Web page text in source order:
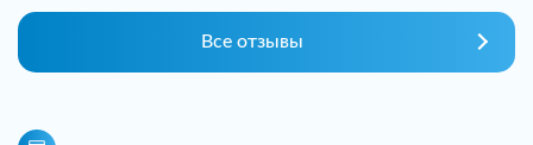
Все отзывы